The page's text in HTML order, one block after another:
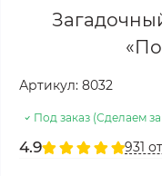
Артикул: 8032
Под заказ (Сделаем
4.9 931